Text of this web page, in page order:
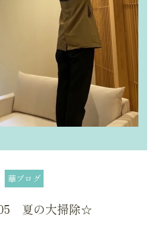
華ブログ
夏の大掃除☆